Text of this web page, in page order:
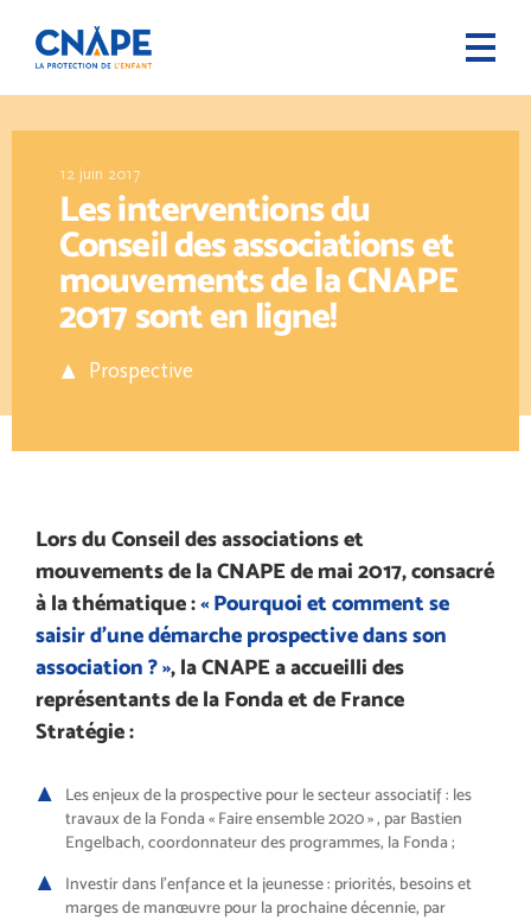
12 juin 2017
Les interventions du
Conseil des associations et
mouvements de la CNAPE
2017 sont en ligne!
Prospective
Lors du Conseil des associations et
mouvements de la CNAPE de mai 2017, consacré
à la thématique :« Pourquoi et comment se
saisir d’une démarche prospective dans son
association ? », la CNAPE a accueilli des
représentants de la Fonda et de France
Stratégie :
Les enjeux de la prospective pour le secteur associatif : les
travaux de la Fonda « Faire ensemble 2020 » , par Bastien
Engelbach, coordonnateur des programmes, la Fonda ;
Investir dans l’enfance et la jeunesse : priorités, besoins et
marges de manœuvre pour la prochaine décennie, par